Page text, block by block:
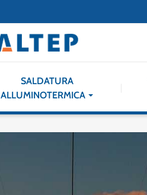
SALDATURA
ALLUMINOTERMICA